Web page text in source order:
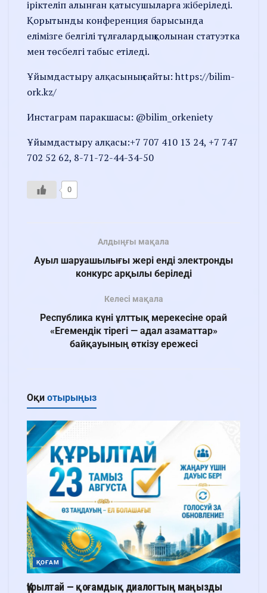
іріктеліп алынған қатысушыларға жіберіледі.
Қорытынды конференция барысында
елімізге белгілі тұлғалардың қолынан статуэтка
мен төсбелгі табыс етіледі.
Ұйымдастыру алқасының сайты: https://bilim-
ork.kz/
Инстаграм паракшасы: @bilim_orkeniety
Ұйымдастыру алқасы:+7 707 410 13 24, +7 747
702 52 62, 8-71-72-44-34-50
0
Алдыңғы мақала
Ауыл шаруашылығы жері енді электронды
конкурс арқылы беріледі
Келесі мақала
Республика күні ұлттық мерекесіне орай
«Егемендік тірегі — адал азаматтар»
байқауының өткізу ережесі
Оқи отырыңыз
ҚОҒАМ
Құрылтай — қоғамдық диалогтың маңызды